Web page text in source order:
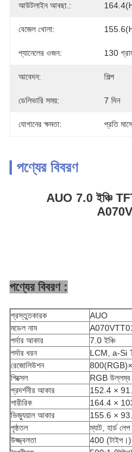
আউটলাইন আবছা.:
বেজেল খোলা:
প্যানেলের ওজন: 130
আবেদন: শিল্প
ডেলিভারি সময়: 7 দিন
যোগানের ক্ষমতা: প্রতি
পণ্যের বিবরণ
AUO 7.0 ইঞ্চি
পণ্যের বিবরণ :
প্রস্তুতকারক
AUO
মডেল নাম
পর্দার আকার
7.0 ইঞ্চি
পর্দার ধরন
LCM, a-Si
রেজোলিউশন
পিক্সেল
RGB উল্লম্ব
প্রদর্শনীর আকার
152.4 ×
শারীরিক
164.4 ×
ভিজ্যুয়াল আকার
155.6 ×
পৃষ্ঠতল
ম্যাট, হার্ড
উজ্জ্বলতা
400 (টাইপ।)